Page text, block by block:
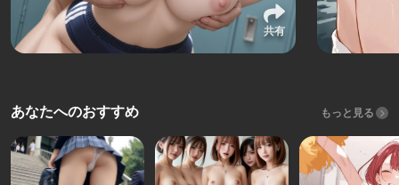
共有
あなたへのおすすめ もっと見る